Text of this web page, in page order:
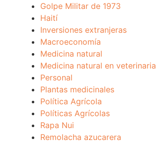
Golpe Militar de 1973
Haití
Inversiones extranjeras
Macroeconomía
Medicina natural
Medicina natural en veterinaria
Personal
Plantas medicinales
Política Agrícola
Políticas Agrícolas
Rapa Nui
Remolacha azucarera